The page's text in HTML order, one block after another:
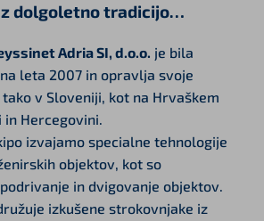
dolgoletno tradicijo…
Adria SI, d.o.o. je bila
leta 2007 in opravlja svoje
v Sloveniji, kot na Hrvaškem
in Hercegovini.
izvajamo specialne tehnologije
objektov, kot so
in dvigovanje objektov.
izkušene strokovnjake iz